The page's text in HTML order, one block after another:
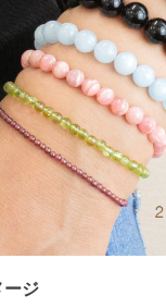
ージ